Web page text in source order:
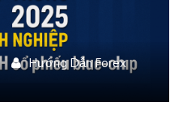
Hướng Dẫn Forex